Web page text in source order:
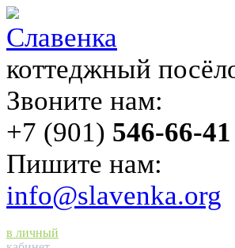
Славенка
коттеджный
Звоните нам:
+7 (901) 546-66-41
Пишите нам:
info@slavenka.org
в личный